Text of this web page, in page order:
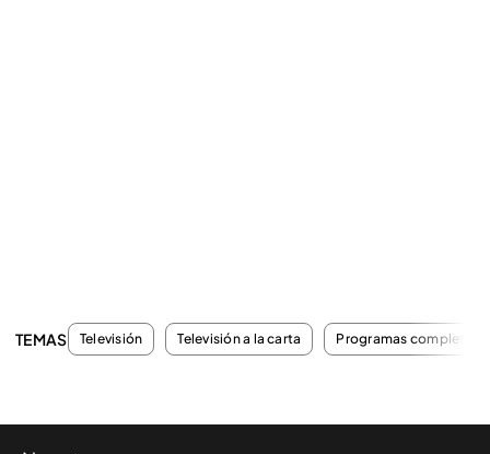
TEMAS Televisión Televisión a la carta Programas completos